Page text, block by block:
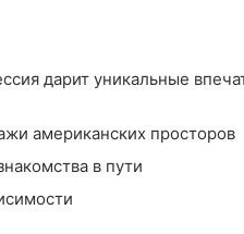
дарит уникальные
американских просторов
в пути